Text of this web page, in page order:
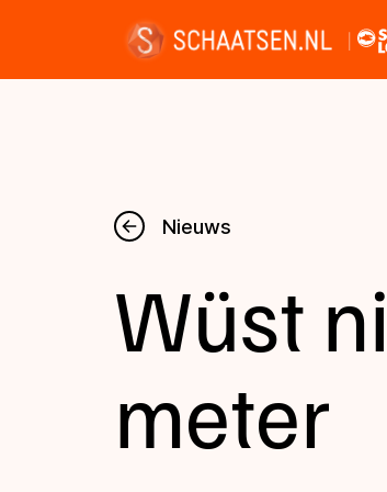
Nieuws
Kalender
Uitslagen
Nieuws
Wüst
meter